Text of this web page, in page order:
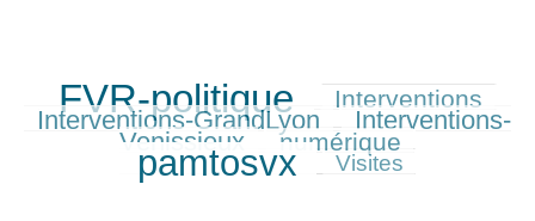
715/715
FVR-politique
301/715 Interventions
327/715
Interventions-GrandLyon
337/715 Interventions-
Venissieux numérique
pamtosvx Visites